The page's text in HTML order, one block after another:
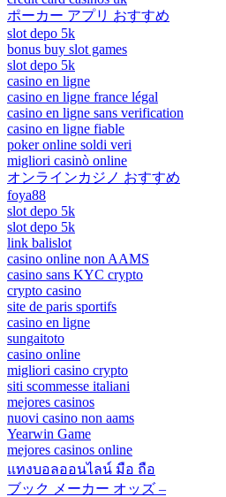
ポーカー アプリ おすすめ
slot depo 5k
bonus buy slot games
slot depo 5k
casino en ligne
casino en ligne france légal
casino en ligne sans verification
casino en ligne fiable
poker online soldi veri
migliori casinò online
オンラインカジノ おすすめ
foya88
slot depo 5k
slot depo 5k
link balislot
casino online non AAMS
casino sans KYC crypto
crypto casino
site de paris sportifs
casino en ligne
sungaitoto
casino online
migliori casino crypto
siti scommesse italiani
mejores casinos
nuovi casino non aams
Yearwin Game
mejores casinos online
แทงบอลออนไลน์ มือ ถือ
ブック メーカー オッズ –